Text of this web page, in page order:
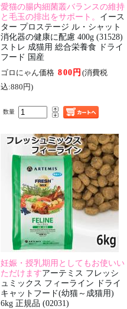
愛猫の腸内細菌叢バランスの維持
と毛玉の排出をサポート。 イース
ター プロステージ ル・シャット
消化器の健康に配慮 400g (31528)
ストレ 成猫用 総合栄養食 ドライ
フード 国産
ゴロにゃん価格 800円 (消費税
込:880円)
数量
妊娠・授乳期用としてもお使いい
ただけますアーテミス フレッシ
ュミックス フィーライン ドライ
キャットフード(幼猫～成猫用)
6kg 正規品 (02031)